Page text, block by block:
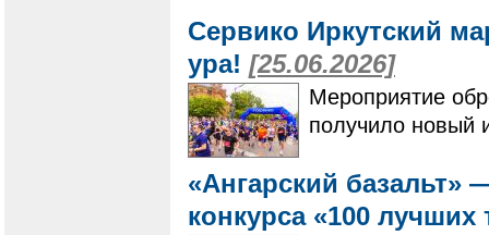
Сервико Иркутский
ура! [25.06.2026]
Мероприятие
получило новый
«Ангарский базальт»
конкурса «100